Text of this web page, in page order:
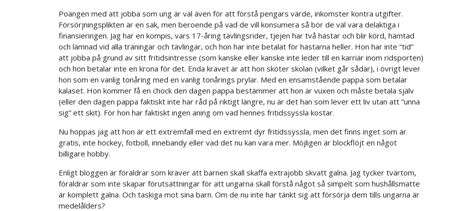
Poängen med att jobba som ung är väl även för att förstå pengars värde, inkomster kontra utgifter.
Försörjningsplikten är en sak, men beroende på vad de vill konsumera så bör de väl vara delaktiga i
finansieringen. Jag har en kompis, vars 17-åring tävlingsrider, tjejen har två hästar och blir körd, hämtad
och lämnad vid alla träningar och tävlingar, och hon har inte betalat för hästarna heller. Hon har inte “tid”
att jobba på grund av sitt fritidsintresse (som kanske eller kanske inte leder till en karriär inom ridsporten)
och hon betalar inte en krona för det. Enda kravet är att hon sköter skolan (vilket går sådär), i övrigt lever
hon som en vanlig tonåring med en vanlig tonårings prylar. Med en ensamstående pappa som betalar
kalaset. Hon kommer få en chock den dagen pappa bestämmer att hon är vuxen och måste betala själv
(eller den dagen pappa faktiskt inte har råd på riktigt längre, nu är det han som lever ett liv utan att “unna
sig” ett skit). För hon har faktiskt ingen aning om vad hennes fritidssyssla kostar.
Nu hoppas jag att hon är ett extremfall med en extremt dyr fritidssyssla, men det finns inget som är
gratis, inte hockey, fotboll, innebandy eller vad det nu kan vara mer. Möjligen är blockflöjt en något
billigare hobby.
Enligt bloggen är föräldrar som kräver att barnen skall skaffa extrajobb skvatt galna. Jag tycker tvärtom,
föräldrar som inte skapar förutsättningar för att ungarna skall förstå något så simpelt som hushållsmatte
är komplett galna. Och taskiga mot sina barn. Om de nu inte har tänkt sig att försörja dem tills ungarna är
medelålders?